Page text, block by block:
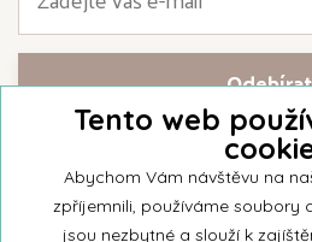
Přihlašte se k našemu newsletteru a
nejnovějších kolekcích svíček a
Tento web
Abychom Vám návštěvu na
zpříjemnili, používáme soubory
jsou nezbytné a slouží k